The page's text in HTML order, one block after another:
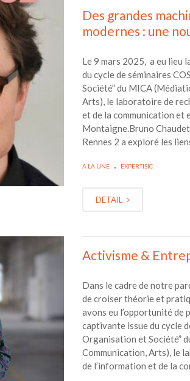
Des grandes
modernes : une
Le 9 mars 2025, a eu lieu
du cycle de séminaires
Société” du MICA
Arts), le laboratoire de
et de la communication et
Montaigne.Bruno
Rennes 2 a exploré les
A LA UNE . EXPERTISIC
DETAIL
Activisme &
Dans le cadre de notre
de croiser théorie et
avons eu l’opportunité de
captivante issue du cycle
Organisation et Société”
Communication, Arts), le
de l’information et de la